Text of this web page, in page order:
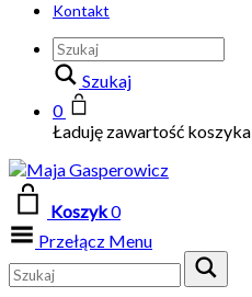
Kontakt
Szukaj
0
Ładuję zawartość koszyka
Koszyk0
Przełącz Menu